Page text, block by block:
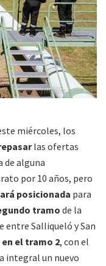
miércoles, los
las ofertas
de alguna
por 10 años, pero
posicionada para
tramode la
entre Salliqueló y San
el tramo 2, con el
integral un nuevo